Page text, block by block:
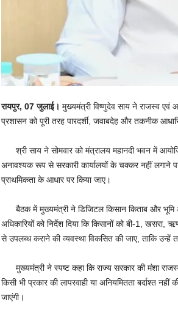
रायपुर, 07जुलाई। मुख्यमंत्री विष्णुदेव साय ने राजस्व एवं
प्रशासन को पूरी तरह पारदर्शी, जवाबदेह और तकनीक
श्री साय ने सोमवार को मंत्रालय महानदी भवन में
अनावश्यक रूप से सरकारी कार्यालयों के चक्कर नहीं
प्राथमिकता के आधार पर किया जाए।
बैठक में मुख्यमंत्री ने डिजिटल किसान किताब और भूमि
अधिकारियों को निर्देश दिया कि किसानों को बी-1,
से उपलब्ध कराने की व्यवस्था विकसित की जाए, ताकि उन्हें
मुख्यमंत्री ने स्पष्ट कहा कि राज्य सरकार की मंशा राजस्व
किसी भी प्रकार की लापरवाही या अनियमितता बर्दाश्त
जाएंगी।